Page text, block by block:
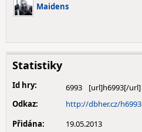
Maidens
Statistiky
Id hry:
6993
Odkaz:
http://dbher.cz/h6993
Přidána:
19.05.2013